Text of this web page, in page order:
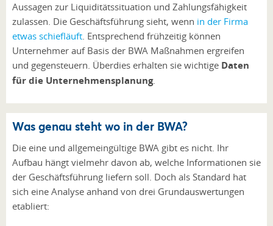
Aussagen zur Liquiditätssituation und Zahlungsfähigkeit
zulassen. Die Geschäftsführung sieht, wenn in der Firma
etwas schiefläuft. Entsprechend frühzeitig können
Unternehmer auf Basis der BWA Maßnahmen ergreifen
und gegensteuern. Überdies erhalten sie wichtige Daten
für die Unternehmensplanung.
Was genau steht wo in der BWA?
Die eine und allgemeingültige BWA gibt es nicht. Ihr
Aufbau hängt vielmehr davon ab, welche Informationen sie
der Geschäftsführung liefern soll. Doch als Standard hat
sich eine Analyse anhand von drei Grundauswertungen
etabliert: